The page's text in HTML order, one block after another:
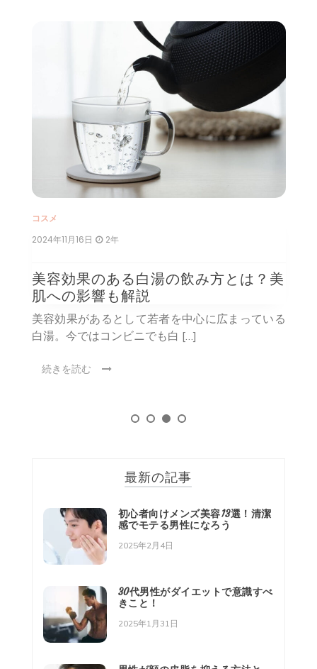
コスメ
2024年11月16日 2年
美容効果のある白湯の飲み方とは？美
肌への影響も解説
美容効果があるとして若者を中心に広まっている
白湯。今ではコンビニでも白 […]
続きを読む
最新の記事
初心者向けメンズ美容13選！清潔
感でモテる男性になろう
2025年2月4日
30代男性がダイエットで意識すべ
きこと！
2025年1月31日